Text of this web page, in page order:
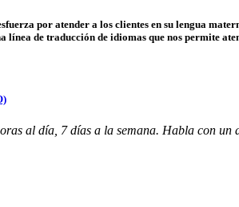
por atender a los clientes en su lengua
de traducción de idiomas que nos permite
al día, 7 días a la semana. Habla con un